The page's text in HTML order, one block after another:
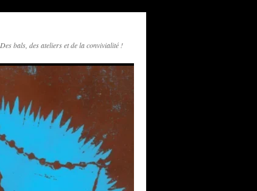
Des bals, des ateliers et de la convivialité !